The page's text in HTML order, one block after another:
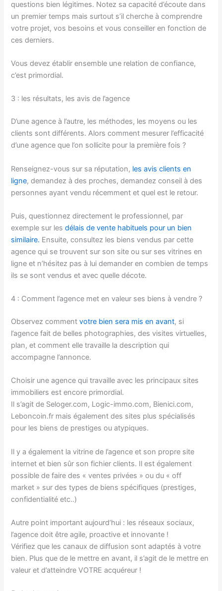
questions bien légitimes. Notez sa capacité d’écoute dans
un premier temps mais surtout s’il cherche à comprendre
votre projet, vos besoins et vous conseiller en fonction de
ces derniers.
Vous devez établir ensemble une relation de confiance,
c’est primordial.
3 : les résultats, les avis de l’agence
D’une agence à l’autre, les méthodes, les moyens ou les
clients sont différents. Alors comment mesurer l’efficacité
d’une agence que l’on sollicite pour la première fois ?
Renseignez-vous sur sa réputation, les avis clients en
ligne, demandez à des proches, demandez conseil à des
personnes ayant vendu récemment et quel est le retour.
Puis, questionnez directement le professionnel, par
exemple sur lesdélais de vente habituels pour un bien
similaire. Ensuite, consultez les biens vendus par cette
agence qui se trouvent sur son site ou sur ses vitrines en
ligne et n’hésitez pas à lui demander en combien de temps
ils se sont vendus et avec quelle décote.
4 : Comment l’agence met en valeur ses biens à vendre ?
Observez comment votre bien sera mis en avant, si
l’agence fait de belles photographies, des visites virtuelles,
plan, et comment elle travaille la description qui
accompagne l’annonce.
Choisir une agence qui travaille avec les principaux sites
immobiliers est encore primordial.
Il s’agit de Seloger.com, Logic-immo.com, Bienici.com,
Leboncoin.fr mais également des sites plus spécialisés
pour les biens de prestiges ou atypiques.
Il y a également la vitrine de l’agence et son propre site
internet et bien sûr son fichier clients. Il est également
possible de faire des « ventes privées » ou du « off
market » sur des types de biens spécifiques (prestiges,
confidentialité etc..)
Autre point important aujourd’hui : les réseaux sociaux,
l’agence doit être agile, proactive et innovante !
Vérifiez que les canaux de diffusion sont adaptés à votre
bien. Plus que de le mettre en avant, il s’agit de le mettre en
valeur et d’atteindre VOTRE acquéreur !